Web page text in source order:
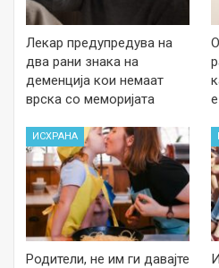
Лекар предупредува на
два рани знака на
деменција кои немаат
врска со меморијата
ИСХРАНА
Родители, не им ги давајте